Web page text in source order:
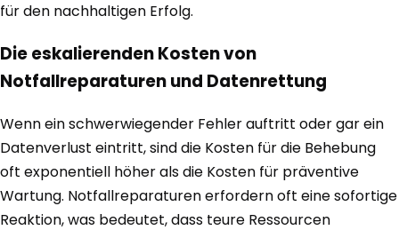
für den nachhaltigen Erfolg.
Die eskalierenden Kosten von
Notfallreparaturen und Datenrettung
Wenn ein schwerwiegender Fehler auftritt oder gar ein
Datenverlust eintritt, sind die Kosten für die Behebung
oft exponentiell höher als die Kosten für präventive
Wartung. Notfallreparaturen erfordern oft eine sofortige
Reaktion, was bedeutet, dass teure Ressourcen